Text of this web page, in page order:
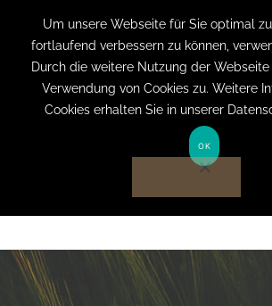
+49 (0) 151 19079060
bertram.de
Anmelden auf Website
Um unsere Webseite für Sie optimal
fortlaufend verbessern zu können,
Durch die weitere Nutzung der
Verwendung von Cookies zu. Weitere
Cookies erhalten Sie in unserer
OK